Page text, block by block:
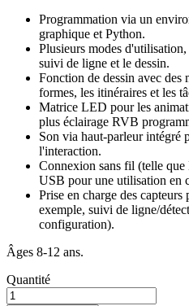
Programmation via un
graphique et Python.
Plusieurs modes
suivi de ligne et le dessin.
Fonction de dessin avec des
formes, les itinéraires et les
Matrice LED pour les
plus éclairage RVB
Son via haut-parleur intégré
l'interaction.
Connexion sans fil (telle
USB pour une utilisation en
Prise en charge des
exemple, suivi de ligne/
configuration).
Âges 8-12 ans.
Quantité